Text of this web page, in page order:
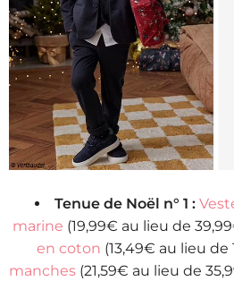
Tenue de Noël n° 1 :
marine (19,99€ au lieu de
en coton (13,49€ au lieu de
manches (21,59€ au lieu de